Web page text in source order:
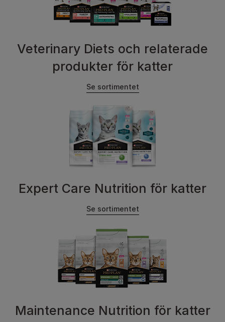
Veterinary Diets och relaterade
produkter för katter
Se sortimentet
Expert Care Nutrition för katter
Se sortimentet
Maintenance Nutrition för katter